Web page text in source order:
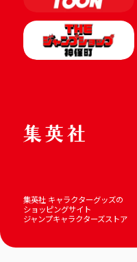
集英社 キャラクターグッズの
ショッピングサイト
ジャンプキャラクターズストア